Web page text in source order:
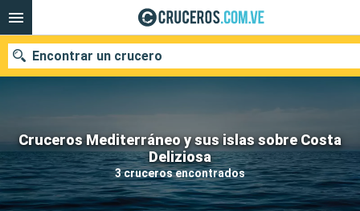
Cruceros Mediterráneo y sus islas sobre Costa
Deliziosa
3 cruceros encontrados
Encontrar un crucero
Nuestros destinos
Fecha de salida